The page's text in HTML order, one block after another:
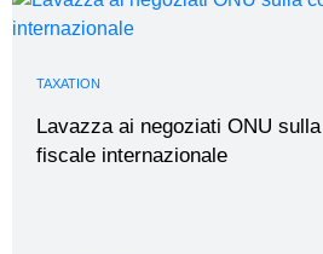
TAXATION
Lavazza ai negoziati ONU
fiscale internazionale